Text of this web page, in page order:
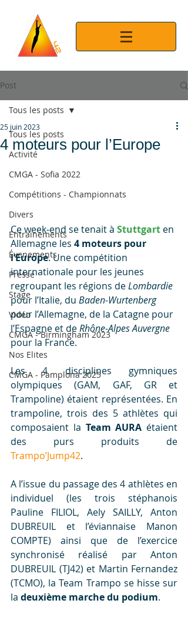
Post
Tous les posts
Activité
CMGA - Sofia 2022
Compétitions - Championnats
Divers
Entrainements
Évenements
Presse
Stage
Vidéo
CMGA - Birmingham 2023
Nos Elites
CMGA - Pamplona 2025
Tous les posts
4 moteurs pour l’Europe
25 juin 2023
Ce week-end se tenait à Stuttgart en
Allemagne les 4 moteurs pour
l’Europe. Une compétition
internationale pour les jeunes
regroupant les régions de Lombardie
pour l’Italie, du Baden-Wurtenberg
pour l’Allemagne, de la Catagne pour
l’Espagne et de Rhône-Alpes Auvergne
pour la France.
Les 4 disciplines gymniques
olympiques (GAM, GAF, GR et
Trampoline) étaient représentées. En
trampoline, trois des 5 athlètes qui
composaient la Team AURA étaient
Trampo’Jump42.
A l’issue du passage des 4 athlètes en
individuel (les trois stéphanois
Pauline FILIOL, Aely SAILLY, Anton
DUBREUIL et l’éviannaise Manon
COMPTE) ainsi que de l’exercice
synchronisé réalisé par Anton
DUBREUIL (TJ42) et Martin Fernandez
(TCMO), la Team Trampo se hisse sur
la deuxième marche du podium.